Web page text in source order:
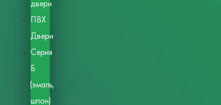
двери
ПВХ
Двери
Серия
Б
(эмаль,
шпон)